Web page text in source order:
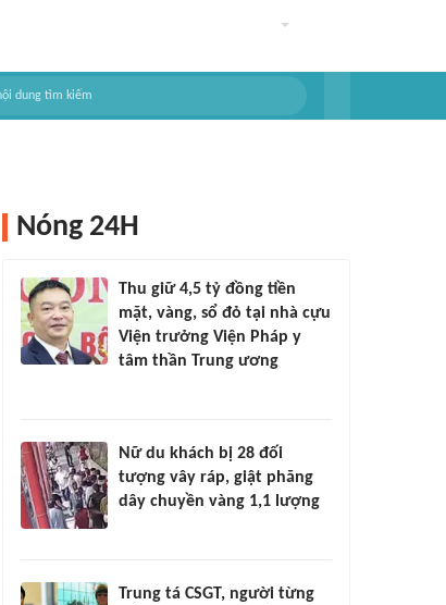
Nóng 24H
Thu giữ 4,5 tỷ đồng tiền
mặt, vàng, sổ đỏ tại nhà cựu
Viện trưởng Viện Pháp y
tâm thần Trung ương
Nữ du khách bị 28 đối
tượng vây ráp, giật phăng
dây chuyền vàng 1,1 lượng
Trung tá CSGT, người từng